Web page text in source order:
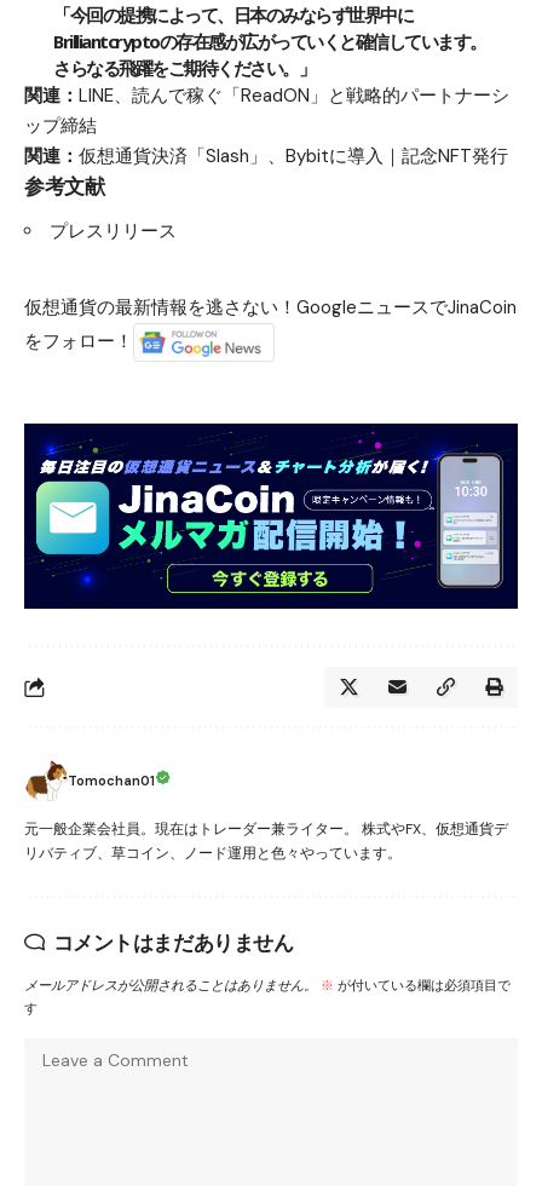
「今回の提携によって、日本のみならず世界中に
Brilliantcryptoの存在感が広がっていくと確信しています。
さらなる飛躍をご期待ください。」
関連： LINE、読んで稼ぐ「ReadON」と戦略的パートナーシ
ップ締結
関連： 仮想通貨決済「Slash」、Bybitに導入｜記念NFT発行
参考文献
プレスリリース
仮想通貨の最新情報を逃さない！GoogleニュースでJinaCoin
をフォロー！
Tomochan01
元一般企業会社員。現在はトレーダー兼ライター。 株式やFX、仮想通貨デ
リバティブ、草コイン、ノード運用と色々やっています。
コメントはまだありません
メールアドレスが公開されることはありません。 ※ が付いている欄は必須項目で
す